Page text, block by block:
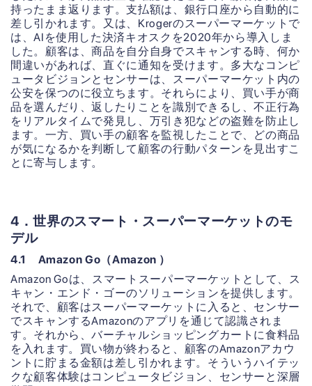
持ったまま返ります。支払額は、銀行口座から自動的に
差し引かれます。又は、Krogerのスーパーマーケットで
は、AIを使用した決済キオスクを2020年から導入しま
した。顧客は、商品を自分自身でスキャンする時、何か
間違いがあれば、直ぐに通知を受けます。多大なコンピ
ュータビジョンとセンサーは、スーパーマーケット内の
公安を保つのに役立ちます。それらにより、買い手が商
品を選んだり、返したりことを識別できるし、不正行為
をリアルタイムで発見し、万引き犯などの盗難を防止し
ます。一方、買い手の顧客を監視したことで、どの商品
が気になるかを判断して顧客の行動パターンを見出すこ
とに寄与します。
4．世界のスマート・スーパーマーケットのモ
デル
4.1 Amazon Go（Amazon ）
Amazon Goは、スマートスーパーマーケットとして、ス
キャン・エンド・ゴーのソリューションを提供します。
それで、顧客はスーパーマーケットに入ると、センサー
でスキャンするAmazonのアプリを通じて認識されま
す。それから、バーチャルショッピングカートに食料品
を入れます。買い物が終わると、顧客のAmazonアカウ
ントに貯まる金額は差し引かれます。そういうハイテッ
クな顧客体験はコンピュータビジョン、センサーと深層